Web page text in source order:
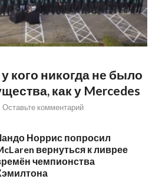
кого никогда не было
как у Mercedes
Оставьте комментарий
Норрис попросил
вернуться к ливрее
чемпионства